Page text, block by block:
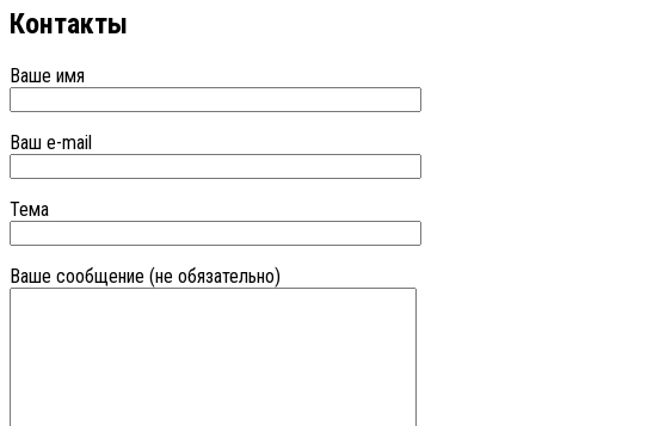
Контакты
Ваше имя
Ваш e-mail
Тема
Ваше сообщение (не обязательно)